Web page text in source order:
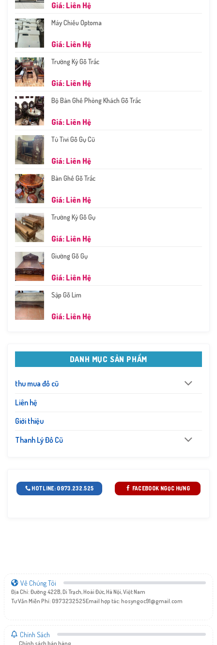
Giá: Liên Hệ
Máy Chiếu Optoma
Giá: Liên Hệ
Trường Kỷ Gỗ Trắc
Giá: Liên Hệ
Bộ Bàn Ghế Phòng Khách Gỗ Trắc
Giá: Liên Hệ
Tủ Tivi Gỗ Gụ Cũ
Giá: Liên Hệ
Bàn Ghế Gỗ Trắc
Giá: Liên Hệ
Trường Kỷ Gỗ Gụ
Giá: Liên Hệ
Giường Gỗ Gụ
Giá: Liên Hệ
Sập Gỗ Lim
Giá: Liên Hệ
DANH MỤC SẢN PHẨM
thu mua đồ cũ
Liên hệ
Giới thiệu
Thanh Lý Đồ Cũ
HOTLINE: 0973.232.525 FACEBOOK NGỌC HƯNG
Về Chúng Tôi
Địa Chỉ: Đường 422B, Di Trạch, Hoài Đức, Hà Nội, Việt Nam
Tư Vấn Miễn Phí: 0973232525Email hợp tác: hosyngoc91@gmail.com
Chính Sách
Chính sách bán hàng